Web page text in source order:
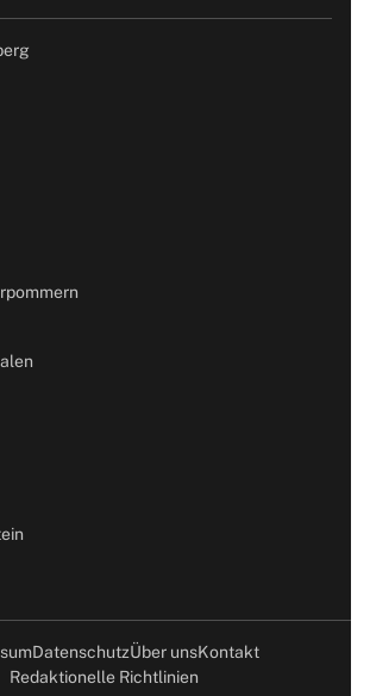
DatenschutzÜber unsKontakt
Redaktionelle Richtlinien